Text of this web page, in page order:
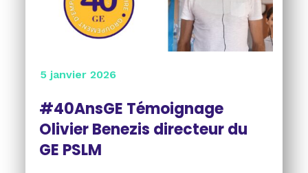
5 janvier 2026
#40AnsGE Témoignage
Olivier Benezis directeur du
GE PSLM